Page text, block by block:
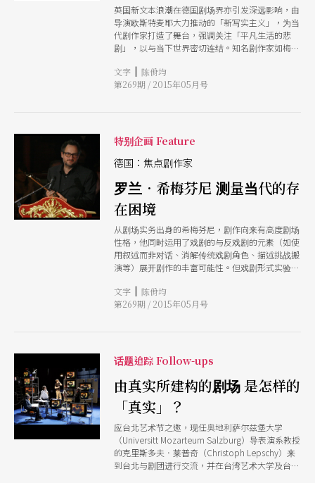
英国新文本浪潮在德国剧场界亦引发深远影响，由
导演欧斯特麦耶大力推动的「新写实主义」，为当
代剧作家打造了舞台，强调关注「平凡生活的悲
剧」，以与当下世界密切连结。知名剧作家如梅焰
验与内容往往有多层次的对应，在挑战如何搬演的
同时，往往也回应作品的主题意涵。
文字 | 陈佾均
第269期 / 2015年05月号
特别企画 Feature
德国：焦点剧作家
罗兰．希梅芬尼 测量当代的存
在困境
从剧场实务出身的希梅芬尼，剧作向来有高度剧场
性格，他同时运用了戏剧的与反戏剧的元素（如使
用叙述而非对话、消解传统戏剧角色、描述挑战搬
演等）展开剧作的丰富可能性。但戏剧形式实验不
是「剧场的主题」。将由导演廖若涵搬演的《阿拉
伯之夜》是希梅芬尼的代表作，更是他近年致力于
文字 | 陈佾均
第269期 / 2015年05月号
话题追踪 Follow-ups
由真实所建构的剧场 是怎样的
「真实」？
应台北艺术节之邀，现任奥地利萨尔兹堡大学
（Universitt Mozarteum Salzburg）导表演系教授
的克里斯多夫．莱普奇（Christoph Lepschy）来
到台北与剧团进行交流，并在台湾艺术大学及台北